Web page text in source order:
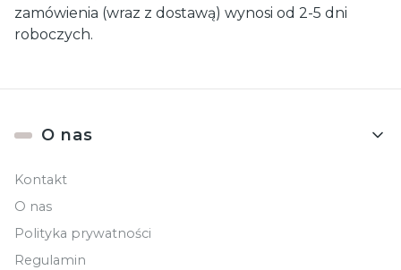
zamówienia (wraz z dostawą) wynosi od 2-5 dni
roboczych.
Linki w stopce
O nas
Kontakt
O nas
Polityka prywatności
Regulamin